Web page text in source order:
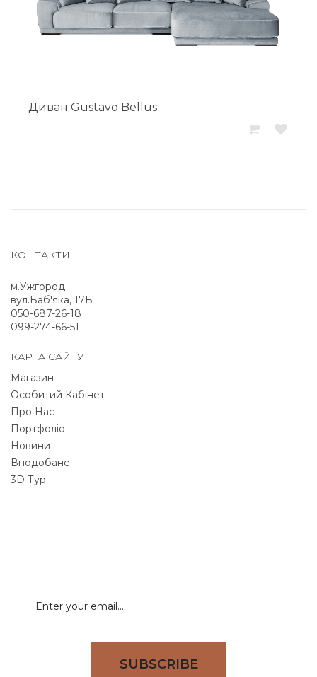
Диван Gustavo Bellus
КОНТАКТИ
м.Ужгород
вул.Баб'яка, 17Б
050-687-26-18
099-274-66-51
КАРТА САЙТУ
Магазин
Особитий Кабінет
Про Нас
Портфоліо
Новини
Вподобане
3D Тур